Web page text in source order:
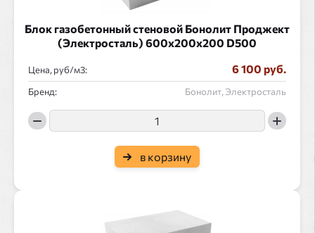
Блок газобетонный стеновой Бонолит Проджект
(Электросталь) 600x200x200 D500
Цена, руб/ : 6 100 руб.
Бренд: Бонолит, Электросталь
в корзину